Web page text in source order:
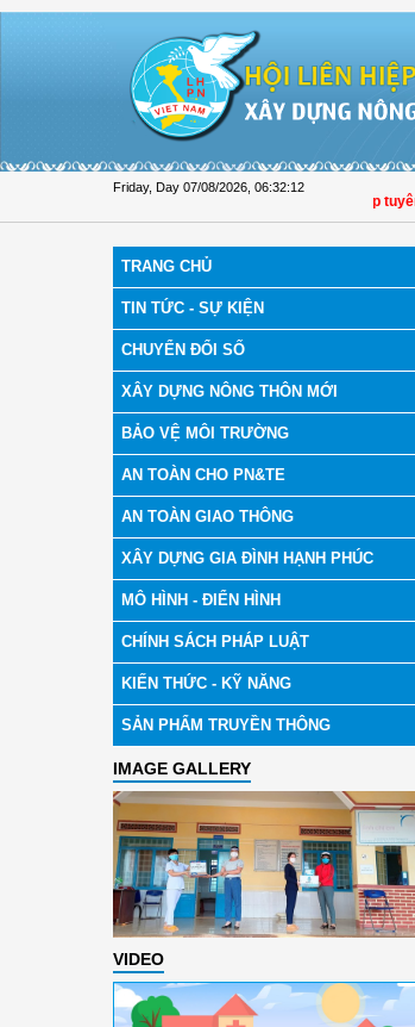
Friday, Day 07/08/2026 06:32:13
Hội LHPN tỉnh Đồng Tháp tuyên
TRANG CHỦ
TIN TỨC - SỰ KIỆN
CHUYỂN ĐỔI SỐ
XÂY DỰNG NÔNG THÔN MỚI
BẢO VỆ MÔI TRƯỜNG
AN TOÀN CHO PN&TE
AN TOÀN GIAO THÔNG
XÂY DỰNG GIA ĐÌNH HẠNH PHÚC
MÔ HÌNH - ĐIỂN HÌNH
CHÍNH SÁCH PHÁP LUẬT
KIẾN THỨC - KỸ NĂNG
SẢN PHẨM TRUYỀN THÔNG
IMAGE GALLERY
VIDEO